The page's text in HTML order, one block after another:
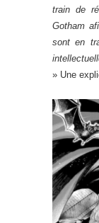
train de
Gotham
sont en
» Une